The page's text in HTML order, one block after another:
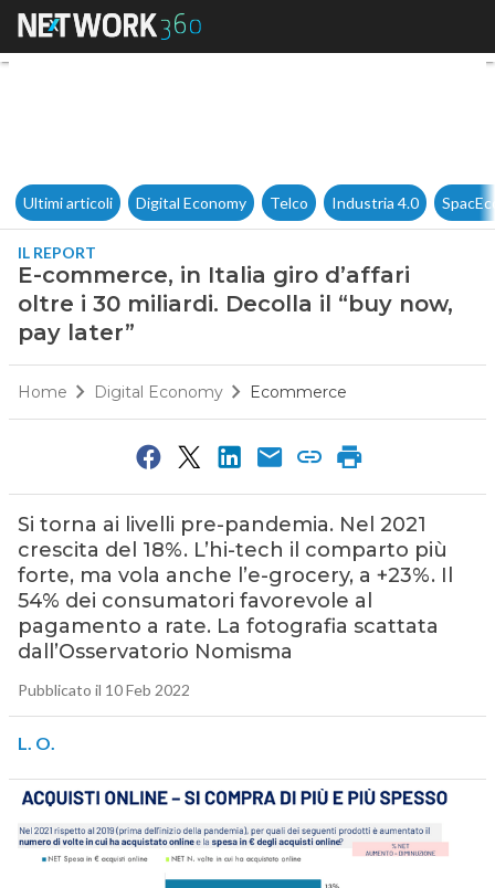
E-commerce, in Italia giro
Ultimi articoli Digital Economy Telco Industria 4.0
IL REPORT
E-commerce, in Italia giro d’affari
oltre i 30 miliardi. Decolla il “buy now,
pay later”
Home Digital Economy Ecommerce
Si torna ai livelli pre-pandemia. Nel 2021
crescita del 18%. L’hi-tech il comparto più
forte, ma vola anche l’e-grocery, a +23%. Il
54% dei consumatori favorevole al
pagamento a rate. La fotografia scattata
dall’Osservatorio Nomisma
Pubblicato il 10 Feb 2022
L. O.